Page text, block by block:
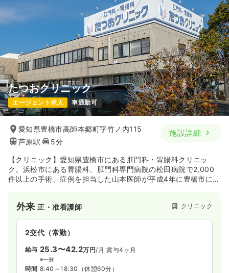
たつおクリニック
エージェント求人 車通勤可
愛知県豊橋市高師本郷町字竹ノ内115
芦原駅
5分
施設詳細
【クリニック】愛知県豊橋市にある肛門科・胃腸科クリニッ
ク。浜松市にある胃腸科、肛門科専門病院の松田病院で2,000
件以上の手術、症例を担当した山本医師が平成4年に豊橋市に開
外来正・准看護師 クリニック
2交代（常勤）
給与 25.3〜42.2万円/月 賞与4ヶ月
※一例
時間 8:40～18:30 （休憩60分）